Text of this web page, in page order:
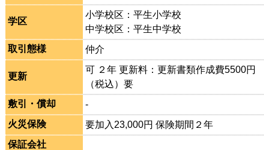
学区
小学校区：平生小学校
中学校区：平生中学校
取引態様
仲介
更新
可 ２年 更新料：更新書類作成費5500円
（税込）要
敷引・償却
-
火災保険
要加入23,000円 保険期間２年
保証会社